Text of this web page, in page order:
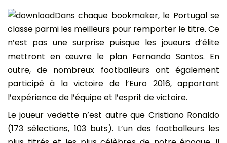
Dans chaque bookmaker, le Portugal se
classe parmi les meilleurs pour remporter le titre. Ce
n’est pas une surprise puisque les joueurs d’élite
mettront en œuvre le plan Fernando Santos. En
outre, de nombreux footballeurs ont également
participé à la victoire de l’Euro 2016, apportant
l’expérience de l’équipe et l’esprit de victoire.
Le joueur vedette n’est autre que Cristiano Ronaldo
(173 sélections, 103 buts). L’un des footballeurs les